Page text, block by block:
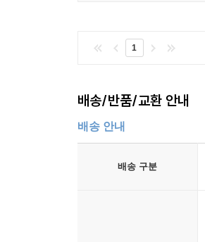
1
배송/반품/교환 안내
배송 안내
배송 구분